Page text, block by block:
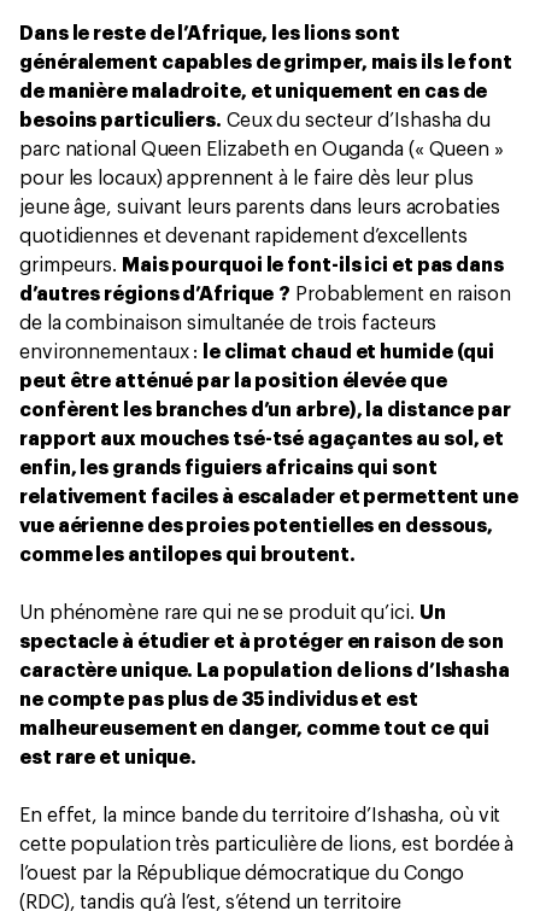
Dans le reste de l’Afrique, les lions sont
généralement capables de grimper, mais ils le font
de manière maladroite, et uniquement en cas de
besoins particuliers. Ceux du secteur d’Ishasha du
parc national Queen Elizabeth en Ouganda (« Queen »
pour les locaux) apprennent à le faire dès leur plus
jeune âge, suivant leurs parents dans leurs acrobaties
quotidiennes et devenant rapidement d’excellents
grimpeurs. Mais pourquoi le font-ils ici et pas dans
d’autres régions d’Afrique ? Probablement en raison
de la combinaison simultanée de trois facteurs
environnementaux :
le climat chaud et humide (qui
peut être atténué par la position élevée que
confèrent les branches d’un arbre), la distance par
rapport aux mouches tsé-tsé agaçantes au sol, et
enfin, les grands figuiers africains qui sont
relativement faciles à escalader et permettent une
vue aérienne des proies potentielles en dessous,
comme les antilopes qui broutent.
Un phénomène rare qui ne se produit qu’ici. Un
spectacle à étudier et à protéger en raison de son
caractère unique. La population de lions d’Ishasha
ne compte pas plus de 35 individus et est
malheureusement en danger, comme tout ce qui
est rare et unique.
En effet, la mince bande du territoire d’Ishasha, où vit
cette population très particulière de lions, est bordée à
l’ouest par la République démocratique du Congo
(RDC), tandis qu’à l’est, s’étend un territoire